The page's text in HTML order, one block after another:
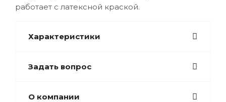
работает с латексной краской.
Характеристики
Задать вопрос
О компании